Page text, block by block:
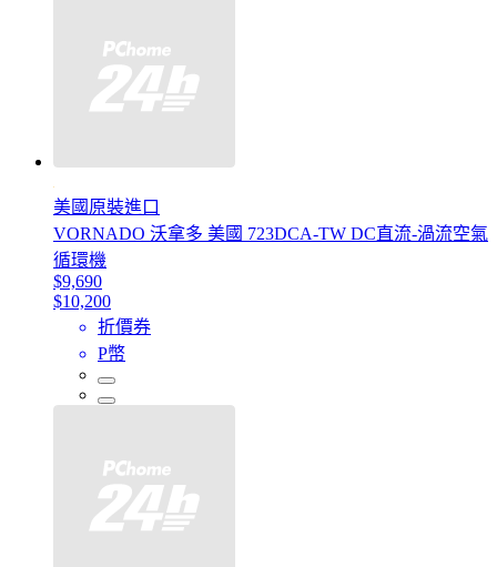
美國原裝進口
VORNADO 沃拿多 美國 723DCA-TW DC直流-渦流空氣
循環機
$9,690
$10,200
折價券
P幣